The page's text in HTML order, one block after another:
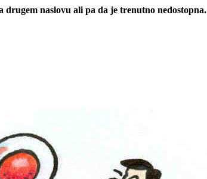
naslovu ali pa da je trenutno nedostopna.